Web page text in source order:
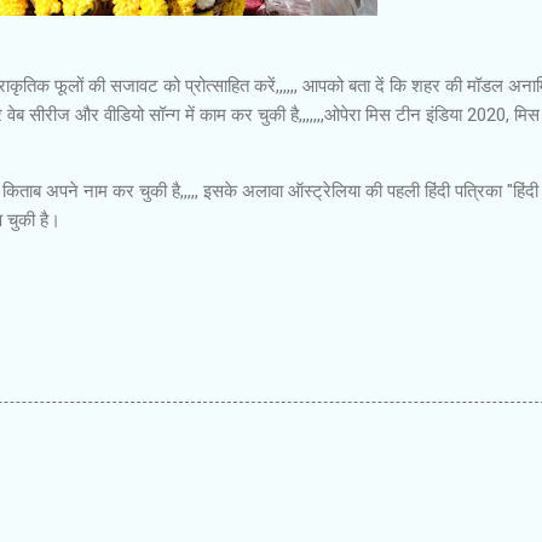
फूलों की सजावट को प्रोत्साहित करें,,,,,, आपको बता दें कि शहर की मॉडल
सीरीज और वीडियो सॉन्ग में काम कर चुकी है,,,,,,,ओपेरा मिस टीन इंडिया 2020,
अपने नाम कर चुकी है,,,,, इसके अलावा ऑस्ट्रेलिया की पहली हिंदी पत्रिका "हिंदी
चुकी है।